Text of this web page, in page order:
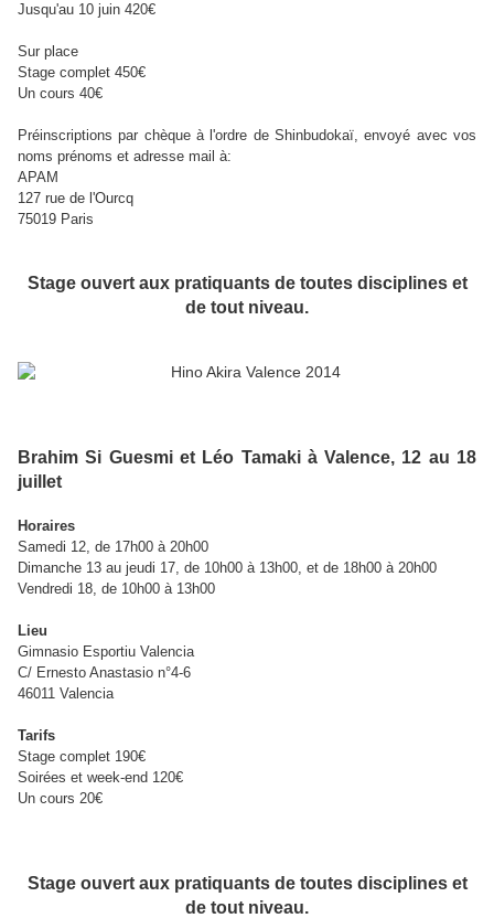
Jusqu'au 10 juin 420€
Sur place
Stage complet 450€
Un cours 40€
Préinscriptions par chèque à l'ordre de Shinbudokaï, envoyé avec vos
noms prénoms et adresse mail à:
APAM
127 rue de l'Ourcq
75019 Paris
Stage ouvert aux pratiquants de toutes disciplines et
de tout niveau.
Brahim Si Guesmi et Léo Tamaki à Valence, 12 au 18
juillet
Horaires
Samedi 12, de 17h00 à 20h00
Dimanche 13 au jeudi 17, de 10h00 à 13h00, et de 18h00 à 20h00
Vendredi 18, de 10h00 à 13h00
Lieu
Gimnasio Esportiu Valencia
C/ Ernesto Anastasio n°4-6
46011 Valencia
Tarifs
Stage complet 190€
Soirées et week-end 120€
Un cours 20€
Stage ouvert aux pratiquants de toutes disciplines et
de tout niveau.